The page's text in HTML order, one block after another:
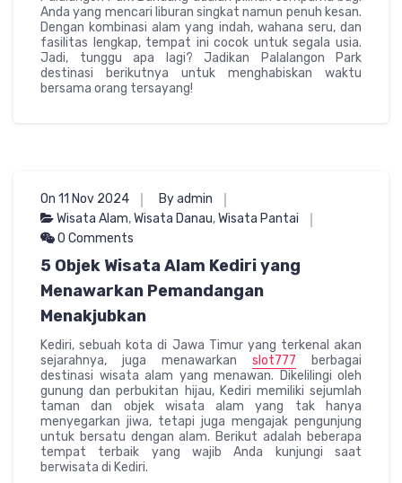
Anda yang mencari liburan singkat namun penuh kesan.
Dengan kombinasi alam yang indah, wahana seru, dan
fasilitas lengkap, tempat ini cocok untuk segala usia.
Jadi, tunggu apa lagi? Jadikan Palalangon Park
destinasi berikutnya untuk menghabiskan waktu
bersama orang tersayang!
On 11 Nov 2024
By admin
Wisata Alam,Wisata Danau,Wisata Pantai
0 Comments
5 Objek Wisata Alam Kediri yang
Menawarkan Pemandangan
Menakjubkan
Kediri, sebuah kota di Jawa Timur yang terkenal akan
sejarahnya, juga menawarkan slot777 berbagai
destinasi wisata alam yang menawan. Dikelilingi oleh
gunung dan perbukitan hijau, Kediri memiliki sejumlah
taman dan objek wisata alam yang tak hanya
menyegarkan jiwa, tetapi juga mengajak pengunjung
untuk bersatu dengan alam. Berikut adalah beberapa
tempat terbaik yang wajib Anda kunjungi saat
berwisata di Kediri.